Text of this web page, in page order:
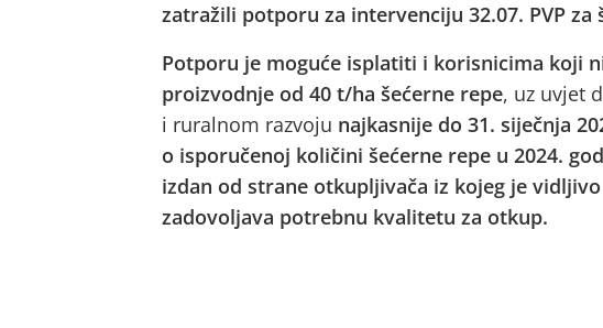
zatražili potporu za intervenciju 32.07. PVP za
Potporu je moguće isplatiti i korisnicima koji
proizvodnje od 40 t/ha šećerne repe, uz uvjet
i ruralnom razvoju najkasnije do 31. siječnja
o isporučenoj količini šećerne repe u 2024.
izdan od strane otkupljivača iz kojeg je
zadovoljava potrebnu kvalitetu za otkup.